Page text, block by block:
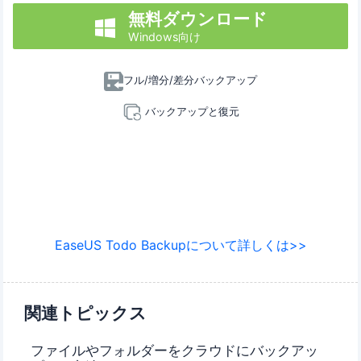
 無料ダウンロード
Windows向け
フル/増分/差分バックアップ
バックアップと復元
EaseUS Todo Backupについて詳しくは>>
関連トピックス
ファイルやフォルダーをクラウドにバックアッ